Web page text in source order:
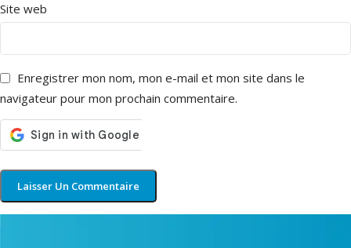
Site web
Enregistrer mon nom, mon e-mail et mon site dans le
navigateur pour mon prochain commentaire.